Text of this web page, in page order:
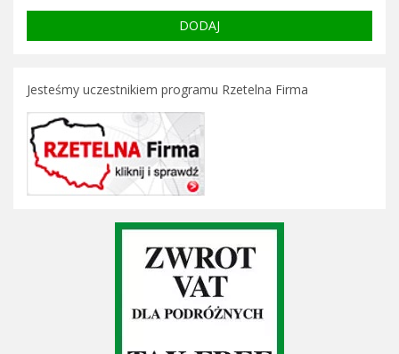
Jesteśmy uczestnikiem programu Rzetelna Firma